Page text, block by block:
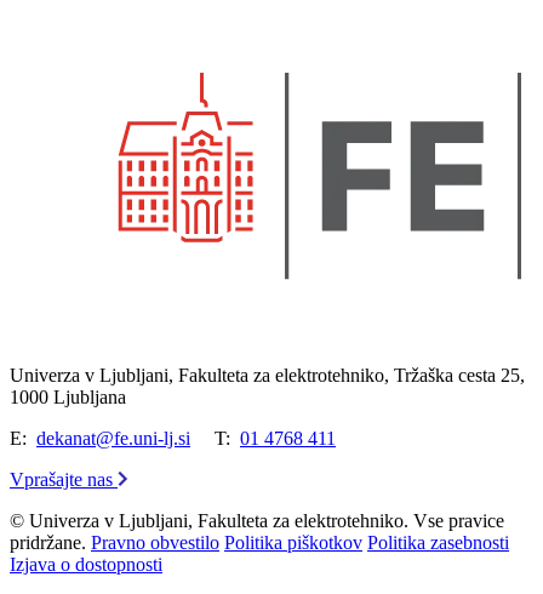
Univerza v Ljubljani, Fakulteta za elektrotehniko, Tržaška cesta 25,
1000 Ljubljana
E: dekanat@fe.uni-lj.si T: 01 4768 411
Vprašajte nas
© Univerza v Ljubljani, Fakulteta za elektrotehniko. Vse pravice
pridržane. Pravno obvestilo Politika piškotkov Politika zasebnosti
Izjava o dostopnosti